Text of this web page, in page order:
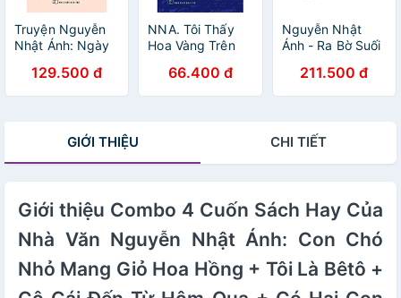
Truyện Nguyễn
Nhật Ánh: Ngày
Chuyện Tình
(Tặng Kèm
129.500 đ
NNA. Tôi Thấy
Hoa Vàng Trên
nhỏ) - 80.000
66.400 đ
Nguyễn Nhật
Ánh - Ra Bờ Suối
Hồng - Bìa Cứng
211.500 đ
GIỚI THIỆU CHI TIẾT
Giới thiệu Combo 4 Cuốn Sách Hay Của
Nhà Văn Nguyễn Nhật Ánh: Con Chó
Nhỏ Mang Giỏ Hoa Hồng + Tôi Là Bêtô +